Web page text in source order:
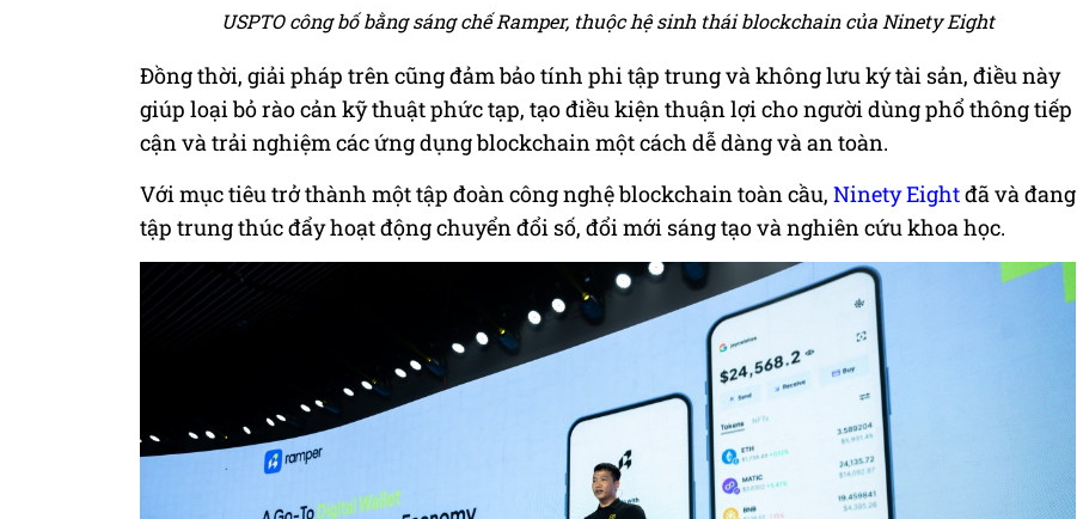
USPTO công bố bằng sáng chế Ramper, thuộc hệ sinh thái blockchain của Ninety Eight
Đồng thời, giải pháp trên cũng đảm bảo tính phi tập trung và không lưu ký tài sản, điều này
giúp loại bỏ rào cản kỹ thuật phức tạp, tạo điều kiện thuận lợi cho người dùng phổ thông tiếp
cận và trải nghiệm các ứng dụng blockchain một cách dễ dàng và an toàn.
Với mục tiêu trở thành một tập đoàn công nghệ blockchain toàn cầu, Ninety Eightđã và đang
tập trung thúc đẩy hoạt động chuyển đổi số, đổi mới sáng tạo và nghiên cứu khoa học.